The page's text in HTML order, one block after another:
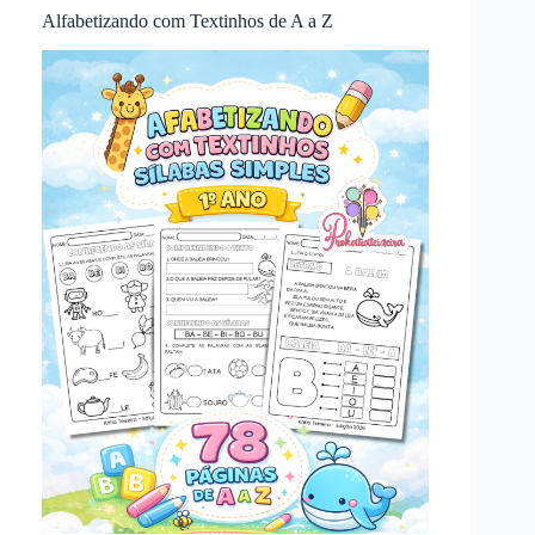
Alfabetizando com Textinhos de A a Z